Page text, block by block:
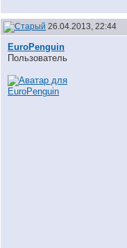
26.04.2013, 22:44
EuroPenguin
Пользователь